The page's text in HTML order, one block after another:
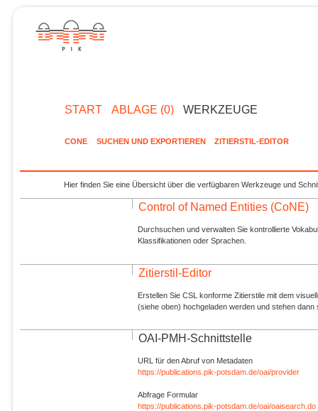
START ABLAGE (0) WERKZEUGE
CONE SUCHEN UND EXPORTIEREN ZITIERSTIL-EDITOR
Hier finden Sie eine Übersicht über die verfügbaren Werkzeuge und
Control of Named Entities (CoNE)
Durchsuchen und verwalten Sie kontrollierte
Klassifikationen oder Sprachen.
Zitierstil-Editor
Erstellen Sie CSL konforme Zitierstile mit dem
(siehe oben) hochgeladen werden und stehen dann
OAI-PMH-Schnittstelle
URL für den Abruf von Metadaten
https://publications.pik-potsdam.de/oai/provider
Abfrage Formular
https://publications.pik-potsdam.de/oai/oaisearch.do